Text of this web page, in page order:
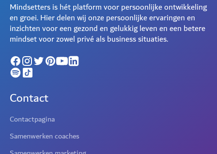
Mindsetters is hét platform voor persoonlijke ontwikkeling
en groei. Hier delen wij onze persoonlijke ervaringen en
inzichten voor een gezond en gelukkig leven en een betere
mindset voor zowel privé als business situaties.
Contact
Contactpagina
Samenwerken coaches